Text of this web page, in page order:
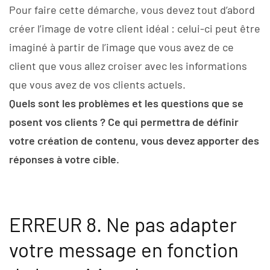
Pour faire cette démarche, vous devez tout d’abord
créer l’image de votre client idéal : celui-ci peut être
imaginé à partir de l’image que vous avez de ce
client que vous allez croiser avec les informations
que vous avez de vos clients actuels.
Quels sont les problèmes et les questions que se
posent vos clients ? Ce qui permettra de définir
votre création de contenu, vous devez apporter des
réponses à votre cible.
ERREUR 8. Ne pas adapter
votre message en fonction